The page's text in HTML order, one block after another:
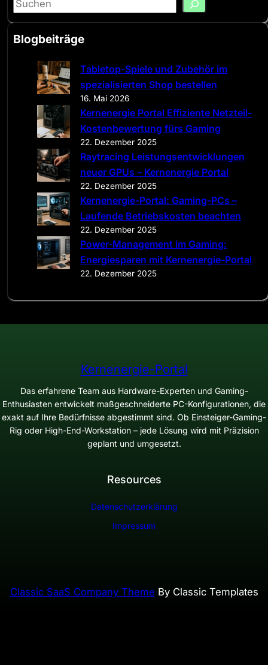
a
Blogbeiträge
Tabletop-Spiele und Zubehör im
spezialisierten Shop bestellen
16. Mai 2026
Kernenergie Portal Effiziente Netzteil-
Kostenbewertung fürs Gaming
22. Dezember 2025
Raytracing Leistungsentwicklungen
neuer GPUs – Kernenergie Portal
22. Dezember 2025
Kernenergie-Portal: Gaming-PCs –
Laufende Betriebskosten beachten
22. Dezember 2025
Power-Management im Gaming:
Energiesparen mit Kernenergie-Portal
22. Dezember 2025
Kernenergie-Portal
Das erfahrene Team aus Hardware-Experten und Gaming-
Enthusiasten entwickelt maßgeschneiderte PC-Konfigurationen, die
exakt auf Ihre Bedürfnisse abgestimmt sind. Ob Einsteiger-Gaming-
Rig oder High-End-Workstation – jede Lösung wird mit Präzision
geplant und umgesetzt.
Resources
Datenschutzerklärung
Impressum
Classic SaaS Company Theme By Classic Templates